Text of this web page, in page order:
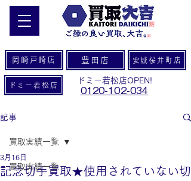
岡崎戸崎店 豊田店 安城桜井町店
ドミー若松店
ドミー若松店OPEN!
0120-102-034
記事
買取実績一覧
買取実績一覧
記念切手買取★使用されていない切
3月16日